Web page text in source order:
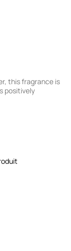
this fragrance is
positively